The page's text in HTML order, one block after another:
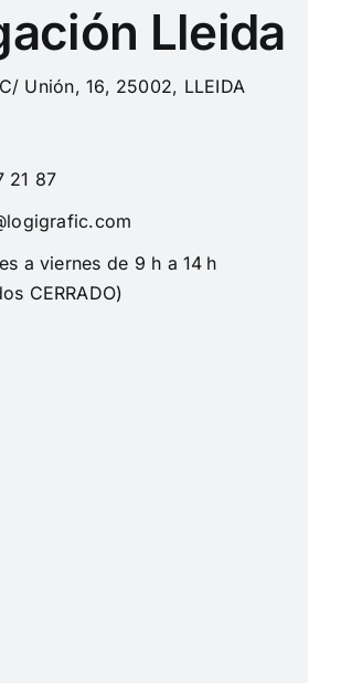
Lleida
Unión, 16, 25002, LLEIDA
21 87
a viernes de 9 h a 14 h
CERRADO)